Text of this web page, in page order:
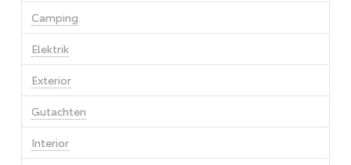
Camping
Elektrik
Exterior
Gutachten
Interior